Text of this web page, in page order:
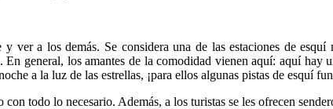
ver a los demás. Se considera una de las estaciones de
general, los amantes de la comodidad vienen aquí: aquí
a la luz de las estrellas, ¡para ellos algunas pistas de esquí
todo lo necesario. Además, a los turistas se les ofrecen